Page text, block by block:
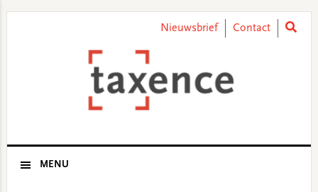
Nieuwsbrief Contact
MENU